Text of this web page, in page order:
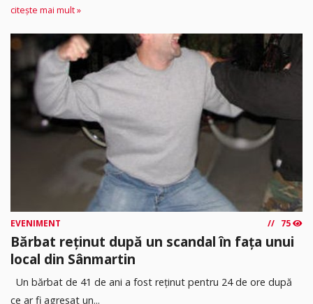
citește mai mult »
EVENIMENT 75
Bărbat reținut după un scandal în fața unui
local din Sânmartin
Un bărbat de 41 de ani a fost reținut pentru 24 de ore după
ce ar fi agresat un...